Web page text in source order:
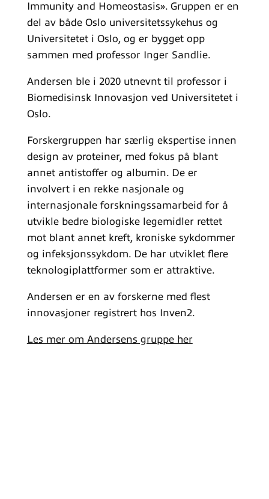
Immunity and Homeostasis». Gruppen er en
del av både Oslo universitetssykehus og
Universitetet i Oslo, og er bygget opp
sammen med professor Inger Sandlie.
Andersen ble i 2020 utnevnt til professor i
Biomedisinsk Innovasjon ved Universitetet i
Oslo.
Forskergruppen har særlig ekspertise innen
design av proteiner, med fokus på blant
annet antistoffer og albumin. De er
involvert i en rekke nasjonale og
internasjonale forskningssamarbeid for å
utvikle bedre biologiske legemidler rettet
mot blant annet kreft, kroniske sykdommer
og infeksjonssykdom. De har utviklet flere
teknologiplattformer som er attraktive.
Andersen er en av forskerne med flest
innovasjoner registrert hos Inven2.
Les mer om Andersens gruppe her